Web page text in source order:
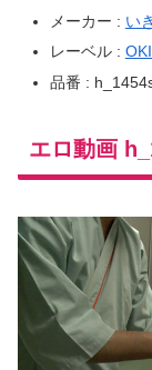
メーカー : い
レーベル :
品番 :
エロ動画